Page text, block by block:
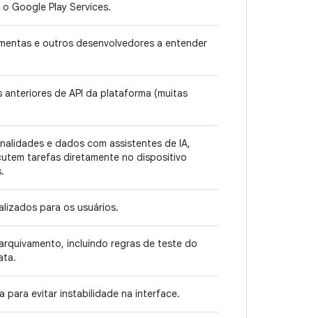
Google Play Services.
e outros desenvolvedores a entender
anteriores de API da plataforma (muitas
e dados com assistentes de IA,
tarefas diretamente no dispositivo
para os usuários.
incluindo regras de teste do
para evitar instabilidade na interface.